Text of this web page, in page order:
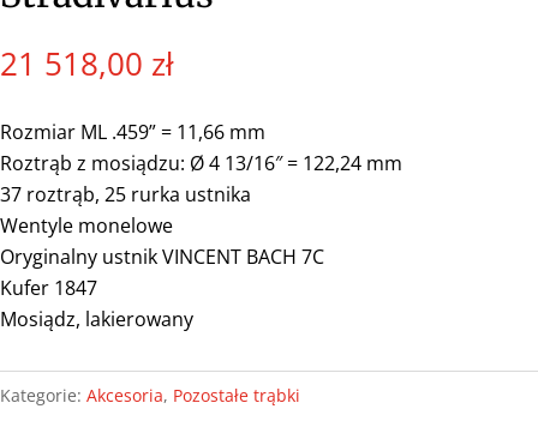
21 518,00 zł
Rozmiar ML .459” = 11,66 mm
Roztrąb z mosiądzu: Ø 4 13/16″ = 122,24 mm
37 roztrąb, 25 rurka ustnika
Wentyle monelowe
Oryginalny ustnik VINCENT BACH 7C
Kufer 1847
Mosiądz, lakierowany
Kategorie: Akcesoria, Pozostałe trąbki